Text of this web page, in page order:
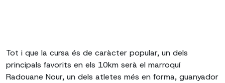
Tot i que la cursa és de caràcter popular, un dels
principals favorits en els 10km serà el marroquí
Radouane Nour, un dels atletes més en forma, guanyador